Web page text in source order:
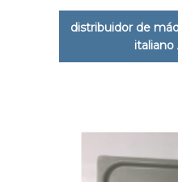
distribuidor de
italiano